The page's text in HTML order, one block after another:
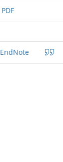
PDF
EndNote